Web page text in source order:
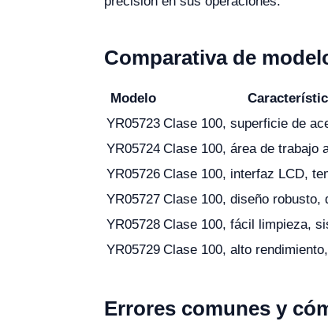
Comparativa de
Modelo
YR05723 Clase 100, superficie de
YR05724 Clase 100, área de trabajo
YR05726 Clase 100, interfaz LCD,
YR05727 Clase 100, diseño robusto,
YR05728 Clase 100, fácil limpieza,
YR05729 Clase 100, alto
Errores comunes y